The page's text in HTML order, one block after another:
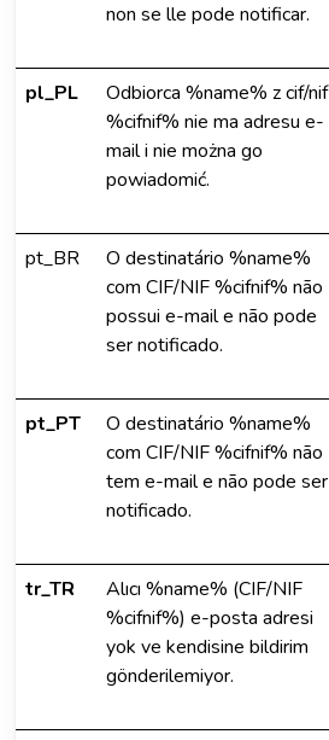
non se lle pode notificar.
pl_PL
Odbiorca %name% z cif/nif
%cifnif% nie ma adresu e-
mail i nie można go
powiadomić.
pt_BR
O destinatário %name%
com CIF/NIF %cifnif% não
possui e-mail e não pode
ser notificado.
pt_PT
O destinatário %name%
com CIF/NIF %cifnif% não
tem e-mail e não pode ser
notificado.
tr_TR
Alıcı %name% (CIF/NIF
%cifnif%) e-posta adresi
yok ve kendisine bildirim
gönderilemiyor.